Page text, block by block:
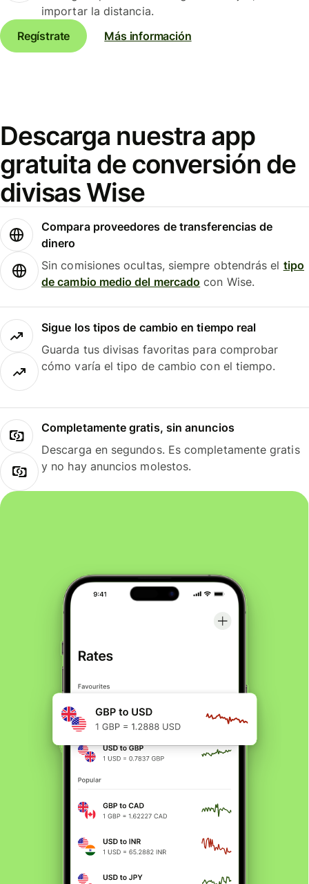
importar la distancia.
Regístrate
Más información
Descarga nuestra app
gratuita de conversión de
divisas Wise
Compara proveedores de transferencias de
dinero
Sin comisiones ocultas, siempre obtendrás el tipo
de cambio medio del mercado con Wise.
Sigue los tipos de cambio en tiempo real
Guarda tus divisas favoritas para comprobar
cómo varía el tipo de cambio con el tiempo.
Completamente gratis, sin anuncios
Descarga en segundos. Es completamente gratis
y no hay anuncios molestos.